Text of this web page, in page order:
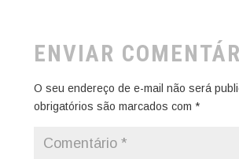
ENVIAR
O seu endereço de e-mail não será
obrigatórios são marcados com *